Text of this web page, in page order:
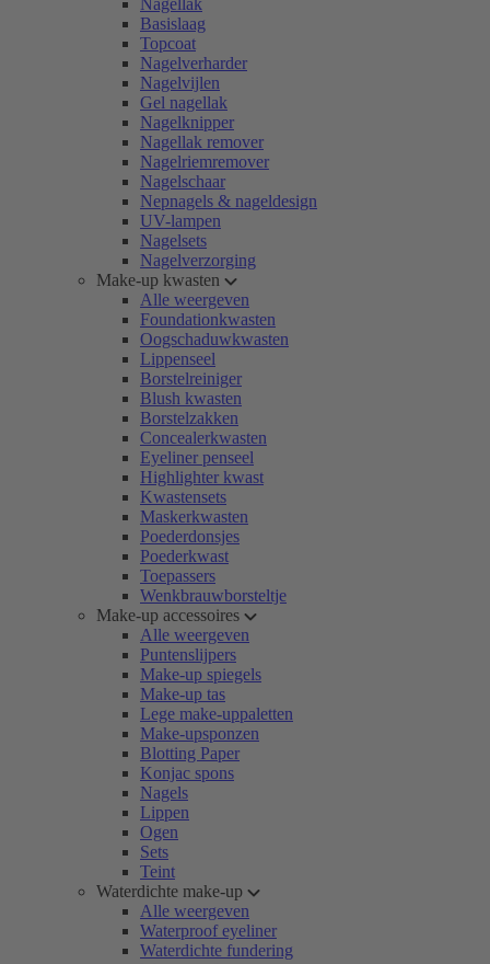
Nagellak
Basislaag
Topcoat
Nagelverharder
Nagelvijlen
Gel nagellak
Nagelknipper
Nagellak remover
Nagelriemremover
Nagelschaar
Nepnagels & nageldesign
UV-lampen
Nagelsets
Nagelverzorging
Make-up kwasten
Alle weergeven
Foundationkwasten
Oogschaduwkwasten
Lippenseel
Borstelreiniger
Blush kwasten
Borstelzakken
Concealerkwasten
Eyeliner penseel
Highlighter kwast
Kwastensets
Maskerkwasten
Poederdonsjes
Poederkwast
Toepassers
Wenkbrauwborsteltje
Make-up accessoires
Alle weergeven
Puntenslijpers
Make-up spiegels
Make-up tas
Lege make-uppaletten
Make-upsponzen
Blotting Paper
Konjac spons
Nagels
Lippen
Ogen
Sets
Teint
Waterdichte make-up
Alle weergeven
Waterproof eyeliner
Waterdichte fundering